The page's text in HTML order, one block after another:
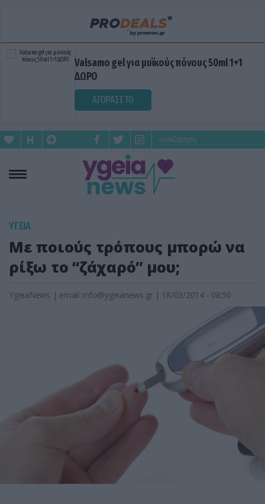
Valsamo gel για μυϊκούς πόνους 50ml 1+1
ΔΩΡΟ
ΑΓΟΡΑΣΕ ΤΟ
ΥΓΕΙΑ
Με ποιούς τρόπους μπορώ να
ρίξω το “ζάχαρό” μου;
YgeiaNews | email: info@ygeianews.gr | 18/03/2014 - 08:50